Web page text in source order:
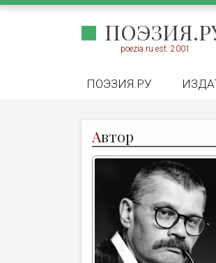
poezia.ru est. 2001
ПОЭЗИЯ.РУ
Автор